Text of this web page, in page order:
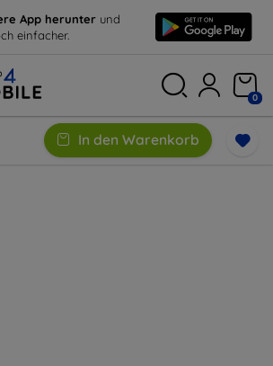
App herunter und
einfacher.
0
In den Warenkorb